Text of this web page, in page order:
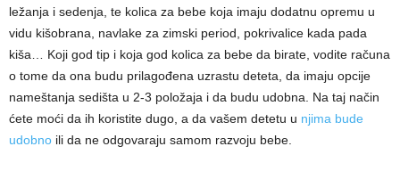
ležanja i sedenja, te kolica za bebe koja imaju dodatnu opremu u
vidu kišobrana, navlake za zimski period, pokrivalice kada pada
kiša… Koji god tip i koja god kolica za bebe da birate, vodite računa
o tome da ona budu prilagođena uzrastu deteta, da imaju opcije
nameštanja sedišta u 2-3 položaja i da budu udobna. Na taj način
ćete moći da ih koristite dugo, a da vašem detetu u njima bude
udobno ili da ne odgovaraju samom razvoju bebe.